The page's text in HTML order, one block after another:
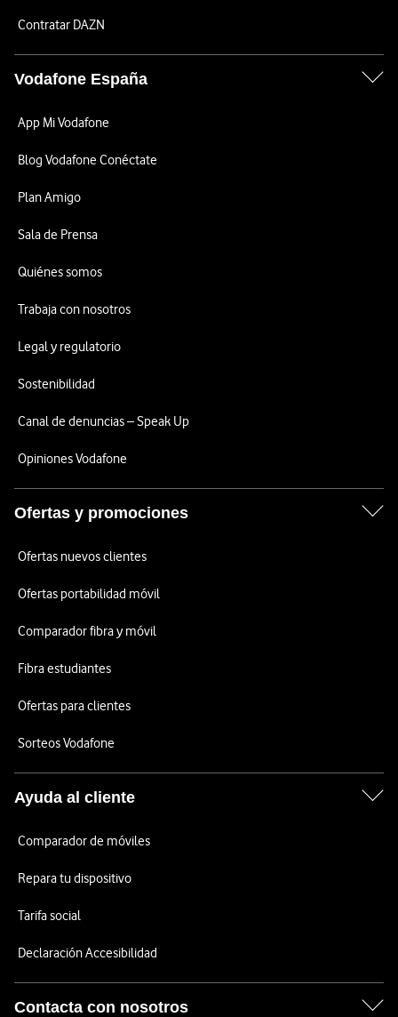
Contratar DAZN
Vodafone España
App Mi Vodafone
Blog Vodafone Conéctate
Plan Amigo
Sala de Prensa
Quiénes somos
Trabaja con nosotros
Legal y regulatorio
Sostenibilidad
Canal de denuncias – Speak Up
Opiniones Vodafone
Ofertas y promociones
Ofertas nuevos clientes
Ofertas portabilidad móvil
Comparador fibra y móvil
Fibra estudiantes
Ofertas para clientes
Sorteos Vodafone
Ayuda al cliente
Comparador de móviles
Repara tu dispositivo
Tarifa social
Declaración Accesibilidad
Contacta con nosotros